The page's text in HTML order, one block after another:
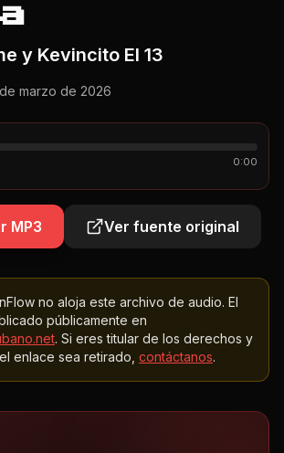
y Kevincito El 13
marzo de 2026
0:00
MP3 Ver fuente original
no aloja este archivo de audio. El
públicamente en
. Si eres titular de los derechos y
enlace sea retirado, contáctanos.